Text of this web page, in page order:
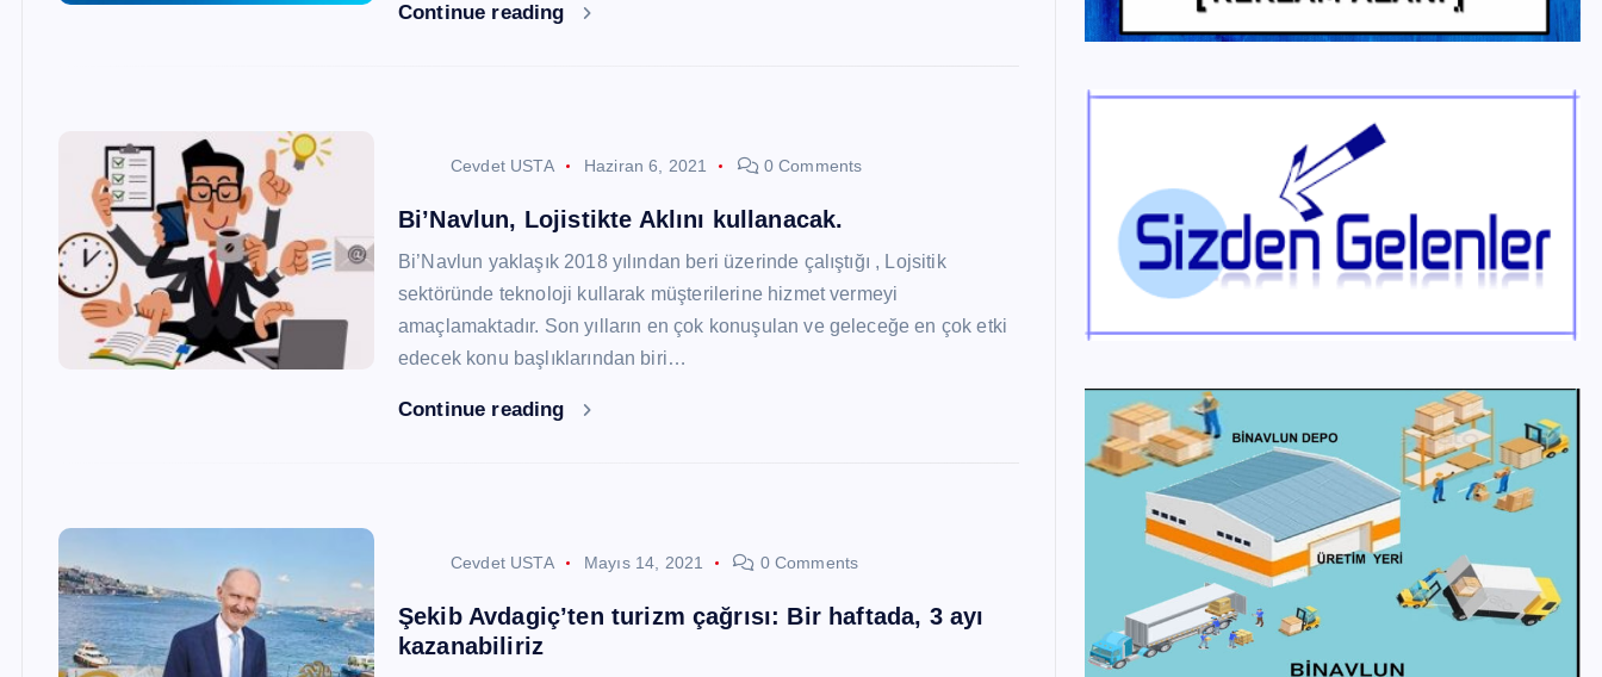
Continue reading
Cevdet USTA Haziran 6, 2021 0 Comments
Bi’Navlun, Lojistikte Aklını kullanacak.
Bi’Navlun yaklaşık 2018 yılından beri üzerinde çalıştığı , Lojsitik
sektöründe teknoloji kullarak müşterilerine hizmet vermeyi
amaçlamaktadır. Son yılların en çok konuşulan ve geleceğe en çok etki
edecek konu başlıklarından biri…
Continue reading
Cevdet USTA Mayıs 14, 2021 0 Comments
Şekib Avdagiç’ten turizm çağrısı: Bir haftada, 3 ayı
kazanabiliriz